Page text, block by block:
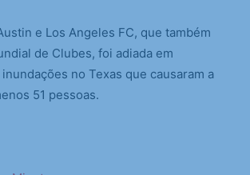
e Los Angeles FC, que também
de Clubes, foi adiada em
no Texas que causaram a
51 pessoas.